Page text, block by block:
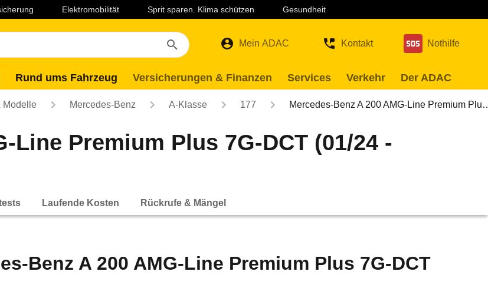
Elektromobilität Sprit sparen. Klima schützen Gesundheit
Mein ADAC Kontakt Nothilfe
Rund ums Fahrzeug Versicherungen & Finanzen Services Verkehr Der ADAC
Modelle Mercedes-Benz A-Klasse 177 Mercedes-Benz A 200 AMG-Line Premium
Line Premium Plus 7G-DCT (01/24 -
Laufende Kosten Rückrufe & Mängel
Benz A 200 AMG-Line Premium Plus 7G-DCT